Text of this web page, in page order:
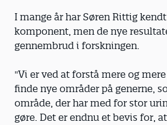
I mange år har Søren Rittig
komponent, men de nye
gennembrud i forskningen.
"Vi er ved at forstå mere og
finde nye områder på generne,
område, der har med for stor
gøre. Det er endnu et bevis for,